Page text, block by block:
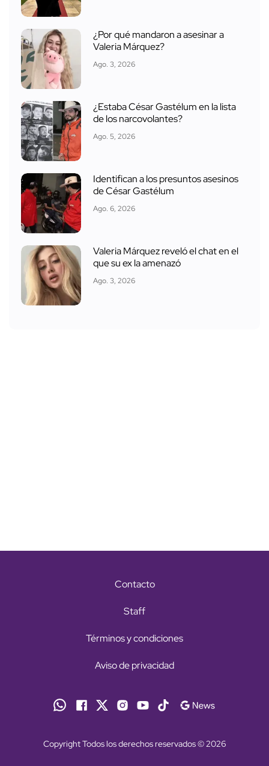
¿Por qué mandaron a asesinar a
Valeria Márquez?
Ago. 3, 2026
¿Estaba César Gastélum en la lista
de los narcovolantes?
Ago. 5, 2026
Identifican a los presuntos asesinos
de César Gastélum
Ago. 6, 2026
Valeria Márquez reveló el chat en el
que su ex la amenazó
Ago. 3, 2026
Contacto
Staff
Términos y condiciones
Aviso de privacidad
Copyright Todos los derechos reservados © 2026